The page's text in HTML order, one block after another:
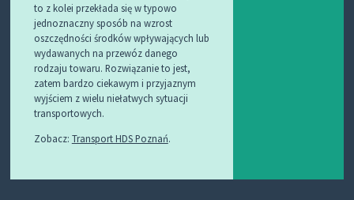
to z kolei przekłada się w typowo
jednoznaczny sposób na wzrost
oszczędności środków wpływających lub
wydawanych na przewóz danego
rodzaju towaru. Rozwiązanie to jest,
zatem bardzo ciekawym i przyjaznym
wyjściem z wielu niełatwych sytuacji
transportowych.
Zobacz: Transport HDS Poznań.